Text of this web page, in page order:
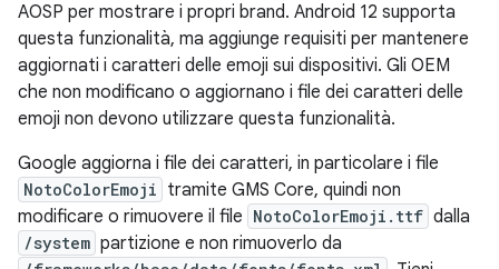
AOSP per mostrare i propri brand. Android 12 supporta
questa funzionalità, ma aggiunge requisiti per mantenere
aggiornati i caratteri delle emoji sui dispositivi. Gli OEM
che non modificano o aggiornano i file dei caratteri delle
emoji non devono utilizzare questa funzionalità.
Google aggiorna i file dei caratteri, in particolare i file
NotoColorEmoji tramite GMS Core, quindi non
modificare o rimuovere il file NotoColorEmoji.ttf dalla
/system partizione e non rimuoverlo da